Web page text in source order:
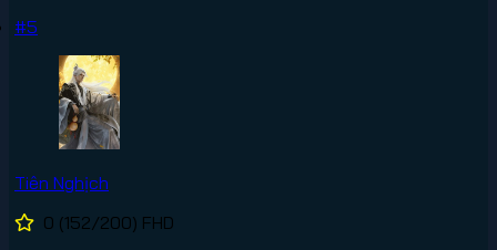
#5
Tiên Nghịch
0 (152/200) FHD